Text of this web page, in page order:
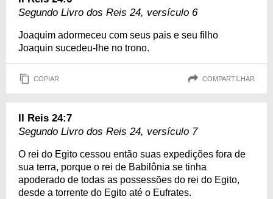
Segundo Livro dos Reis 24, versículo 6
Joaquim adormeceu com seus pais e seu filho
Joaquin sucedeu-lhe no trono.
COPIAR COMPARTILHAR
II Reis 24:7
Segundo Livro dos Reis 24, versículo 7
O rei do Egito cessou então suas expedições fora de
sua terra, porque o rei de Babilônia se tinha
apoderado de todas as possessões do rei do Egito,
desde a torrente do Egito até o Eufrates.